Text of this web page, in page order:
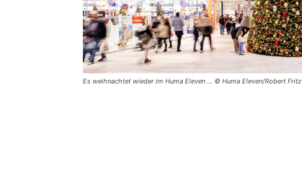
Es weihnachtet wieder im Huma Eleven … © Huma Eleven/Robert Fritz